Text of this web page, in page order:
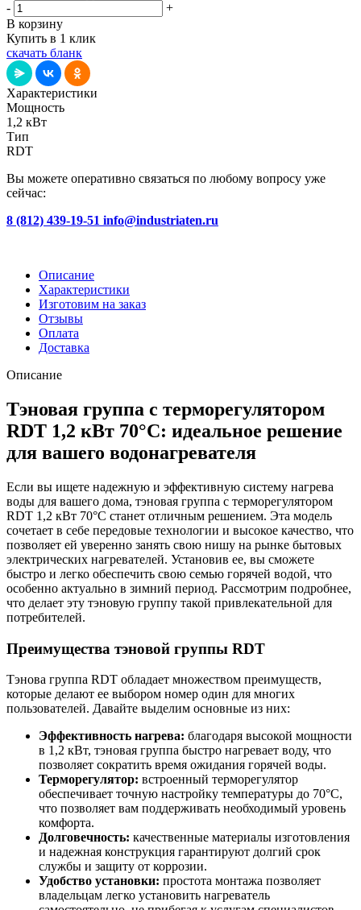
-
+
В корзину
Купить в 1 клик
скачать бланк
Характеристики
Мощность
1,2 кВт
Тип
RDT
Вы можете оперативно связаться по любому вопросу уже
сейчас:
8 (812) 439-19-51 info@industriaten.ru
Описание
Характеристики
Изготовим на заказ
Отзывы
Оплата
Доставка
Описание
Тэновая группа с терморегулятором
RDT 1,2 кВт 70°С: идеальное решение
для вашего водонагревателя
Если вы ищете надежную и эффективную систему нагрева
воды для вашего дома, тэновая группа с терморегулятором
RDT 1,2 кВт 70°С станет отличным решением. Эта модель
сочетает в себе передовые технологии и высокое качество, что
позволяет ей уверенно занять свою нишу на рынке бытовых
электрических нагревателей. Установив ее, вы сможете
быстро и легко обеспечить свою семью горячей водой, что
особенно актуально в зимний период. Рассмотрим подробнее,
что делает эту тэновую группу такой привлекательной для
потребителей.
Преимущества тэновой группы RDT
Тэнова группа RDT обладает множеством преимуществ,
которые делают ее выбором номер один для многих
пользователей. Давайте выделим основные из них:
Эффективность нагрева: благодаря высокой мощности
в 1,2 кВт, тэновая группа быстро нагревает воду, что
позволяет сократить время ожидания горячей воды.
Терморегулятор: встроенный терморегулятор
обеспечивает точную настройку температуры до 70°С,
что позволяет вам поддерживать необходимый уровень
комфорта.
Долговечность: качественные материалы изготовления
и надежная конструкция гарантируют долгий срок
службы и защиту от коррозии.
Удобство установки: простота монтажа позволяет
владельцам легко установить нагреватель